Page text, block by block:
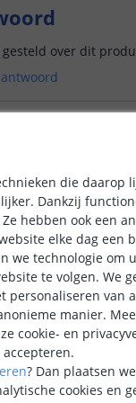
gesteld over dit
die daarop
Dankzij
hebben ook een
elke dag een
we technologie om
te volgen. We
personaliseren van
manier.
cookie- en
? Dan plaatsen
cookies en